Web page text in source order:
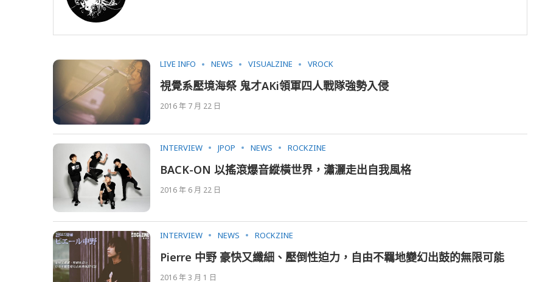
LIVE INFO NEWS VISUALZINE VROCK
視覺系壓境海祭 鬼才AKi領軍四人戰隊強勢入侵
2016 年 7 月 22 日
INTERVIEW JPOP NEWS ROCKZINE
BACK-ON 以搖滾爆音縱橫世界，瀟灑走出自我風格
2016 年 6 月 22 日
INTERVIEW NEWS ROCKZINE
Pierre 中野 豪快又纖細、壓倒性迫力，自由不羈地變幻出鼓的無限可能
2016 年 3 月 1 日